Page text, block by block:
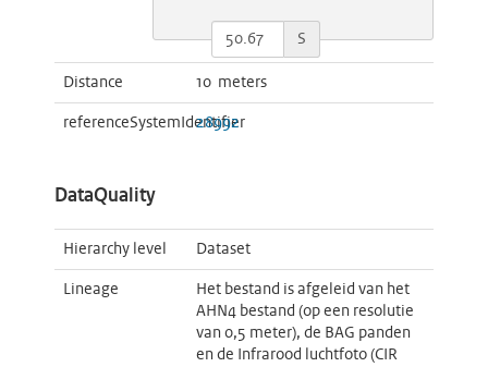
S
Distance 10 meters
referenceSystemIdentifier
28992
DataQuality
Hierarchy level Dataset
Lineage
Het bestand is afgeleid van het
AHN4 bestand (op een resolutie
van 0,5 meter), de BAG panden
en de Infrarood luchtfoto (CIR